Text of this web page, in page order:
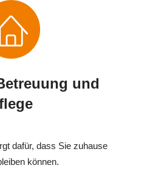
und
dafür, dass Sie zuhause
können.